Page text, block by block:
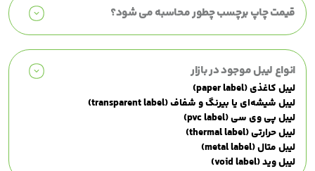
قیمت چاپ برچسب چطور محاسبه می شود؟
انواع لیبل موجود در بازار
لیبل کاغذی (paper label
)
لیبل شیشه‌ای یا بیرنگ و شفاف (transparent label
)
لیبل پی وی سی (pvc label
)
لیبل حرارتی (thermal label
)
لیبل متال (metal label
)
لیبل وید (void label
)